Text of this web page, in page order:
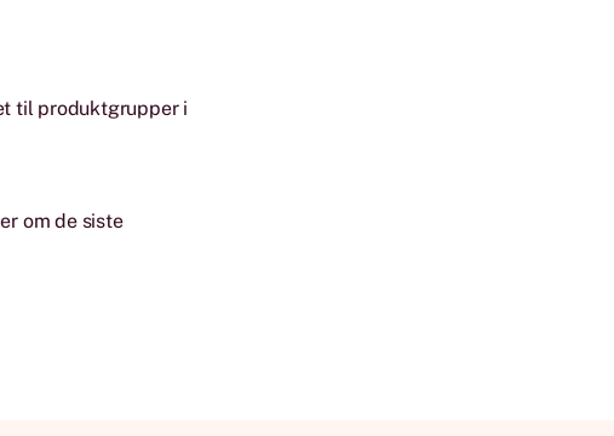
til produktgrupper i
om de siste